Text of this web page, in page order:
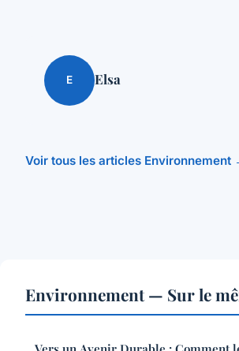
E Elsa
Voir tous les articles Environnement
Environnement — Sur le